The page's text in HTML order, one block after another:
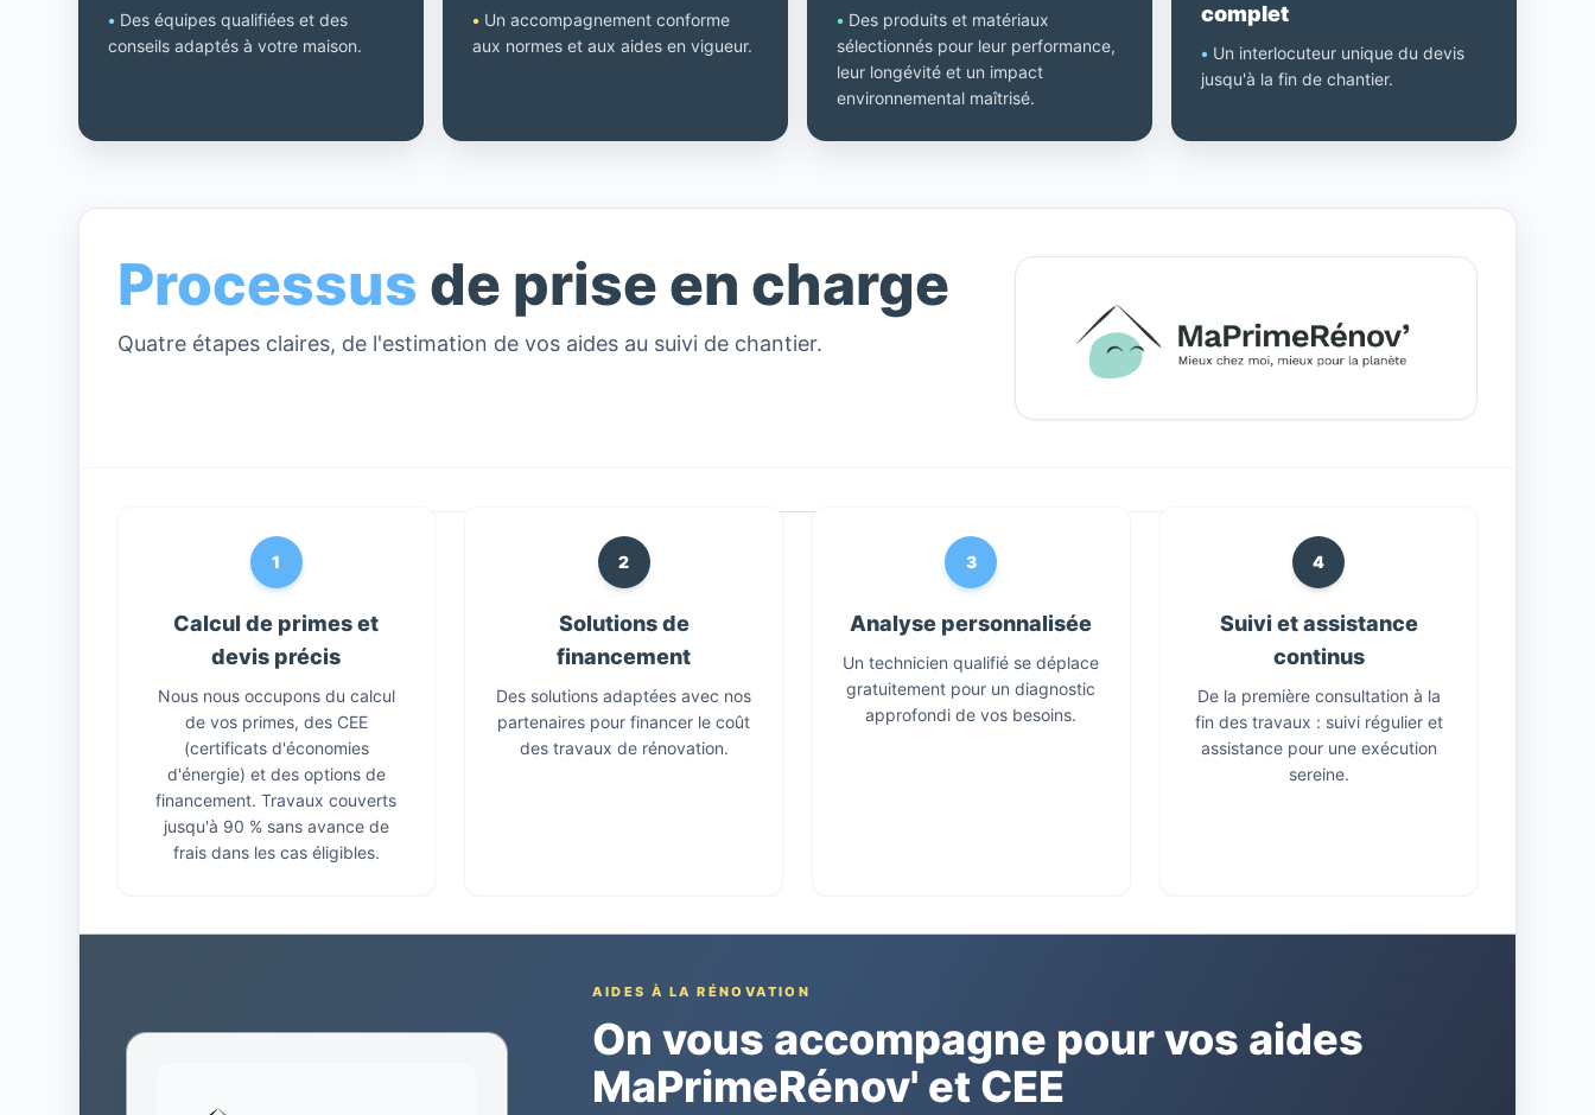
• Des équipes qualifiées et des
conseils adaptés à votre maison.
• Un accompagnement conforme
aux normes et aux aides en vigueur.
• Des produits et matériaux
sélectionnés pour leur performance,
leur longévité et un impact
environnemental maîtrisé.
complet
• Un interlocuteur unique du devis
jusqu'à la fin de chantier.
Processus de prise en charge
Quatre étapes claires, de l'estimation de vos aides au suivi de chantier.
1
Calcul de primes et
devis précis
Nous nous occupons du calcul
de vos primes, des CEE
(certificats d'économies
d'énergie) et des options de
financement. Travaux couverts
jusqu'à 90 % sans avance de
frais dans les cas éligibles.
2
Solutions de
financement
Des solutions adaptées avec nos
partenaires pour financer le coût
des travaux de rénovation.
3
Analyse personnalisée
Un technicien qualifié se déplace
gratuitement pour un diagnostic
approfondi de vos besoins.
4
Suivi et assistance
continus
De la première consultation à la
fin des travaux : suivi régulier et
assistance pour une exécution
sereine.
AIDES À LA RÉNOVATION
On vous accompagne pour vos aides
MaPrimeRénov' et CEE